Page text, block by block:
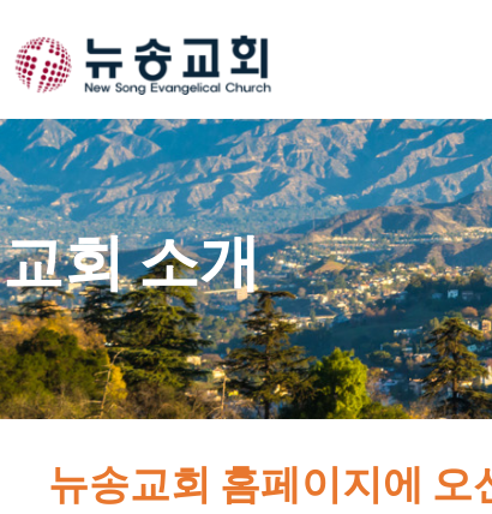
to
content
교회 소개
뉴송교회 홈페이지에